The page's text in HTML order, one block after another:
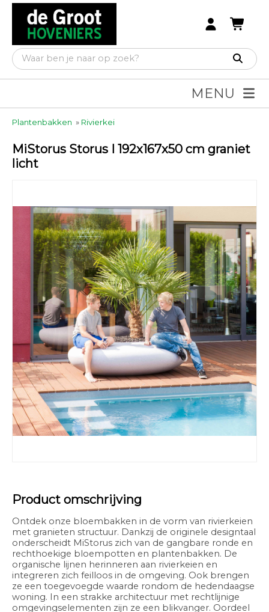
MENU
Plantenbakken » Rivierkei
MiStorus Storus I 192x167x50 cm graniet
licht
Product omschrijving
Ontdek onze bloembakken in de vorm van rivierkeien
met granieten structuur. Dankzij de originele designtaal
onderscheidt MiStorus zich van de gangbare ronde en
rechthoekige bloempotten en plantenbakken. De
organische lijnen herinneren aan rivierkeien en
integreren zich feilloos in de omgeving. Ook brengen
ze een toegevoegde waarde rondom de hedendaagse
woning. In een strakke architectuur met rechtlijnige
omgevingselementen zijn ze een blikvanger. Oordeel